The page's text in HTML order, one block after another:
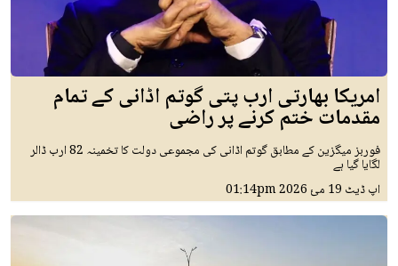
امریکا بھارتی ارب پتی گوتم اڈانی کے تمام
مقدمات ختم کرنے پر راضی
فوربز میگزین کے مطابق گوتم اڈانی کی مجموعی دولت کا تخمینہ 82 ارب ڈالر
لگایا گیا ہے
اپ ڈیٹ 19 مئ 2026 01:14pm